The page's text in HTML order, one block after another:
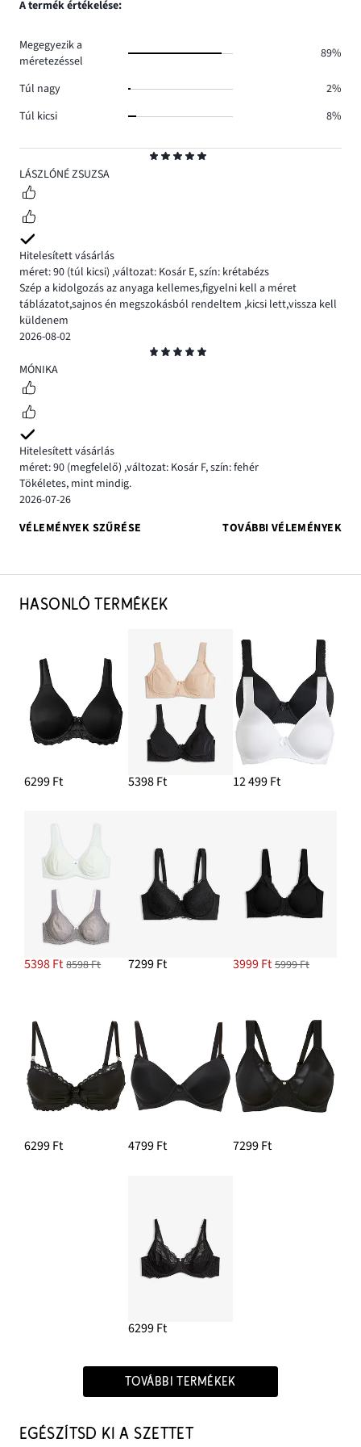
5LÁSZLÓNÉ ZSUZSA
Hitelesített vásárlás
méret: 90 (túl kicsi) ,változat: Kosár E,szín: krétabézs
Szép a kidolgozás az anyaga kellemes,figyelni kell a méret
táblázatot,sajnos én megszokásból rendeltem ,kicsi lett,vissza kell
küldenem
2026-08-02
5
MÓNIKA
Hitelesített vásárlás
méret: 90 (megfelelő) ,változat: Kosár F,szín: fehér
Tökéletes, mint mindig.
2026-07-26
VÉLEMÉNYEK SZŰRÉSE
TOVÁBBI VÉLEMÉNYEK
A termék értékelése:
Megegyezik a
méretezéssel
89%
Túl nagy
2%
Túl kicsi
8%
HASONLÓ TERMÉKEK
6299 Ft 5398 Ft 12 499 Ft
5398 Ft 8598 Ft 7299 Ft 3999 Ft 5999 Ft
6299 Ft 4799 Ft 7299 Ft
6299 Ft
TOVÁBBI TERMÉKEK
EGÉSZÍTSD KI A SZETTET